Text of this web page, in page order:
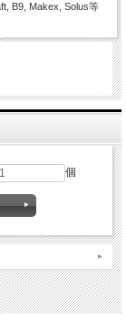
B9, Makex, Solus等
個